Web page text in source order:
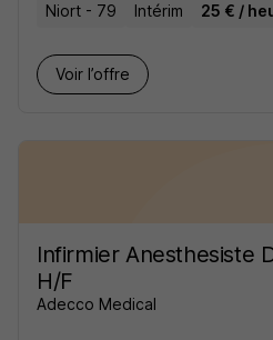
Niort - 79 Intérim 25 € /
Voir l’offre
Infirmier Anesthesiste
H/F
Adecco Medical